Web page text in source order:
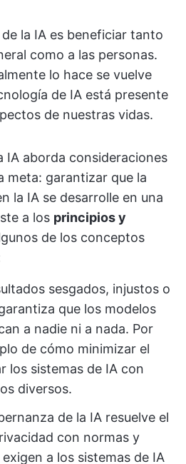
la IA es beneficiar tanto
como a las personas.
lo hace se vuelve
de IA está presente
de nuestras vidas.
IA aborda consideraciones
meta: garantizar que la
la IA se desarrolle en una
a los principios y
de los conceptos
sesgados, injustos o
que los modelos
a nadie ni a nada. Por
de cómo minimizar el
los sistemas de IA con
diversos.
de la IA resuelve el
con normas y
a los sistemas de IA